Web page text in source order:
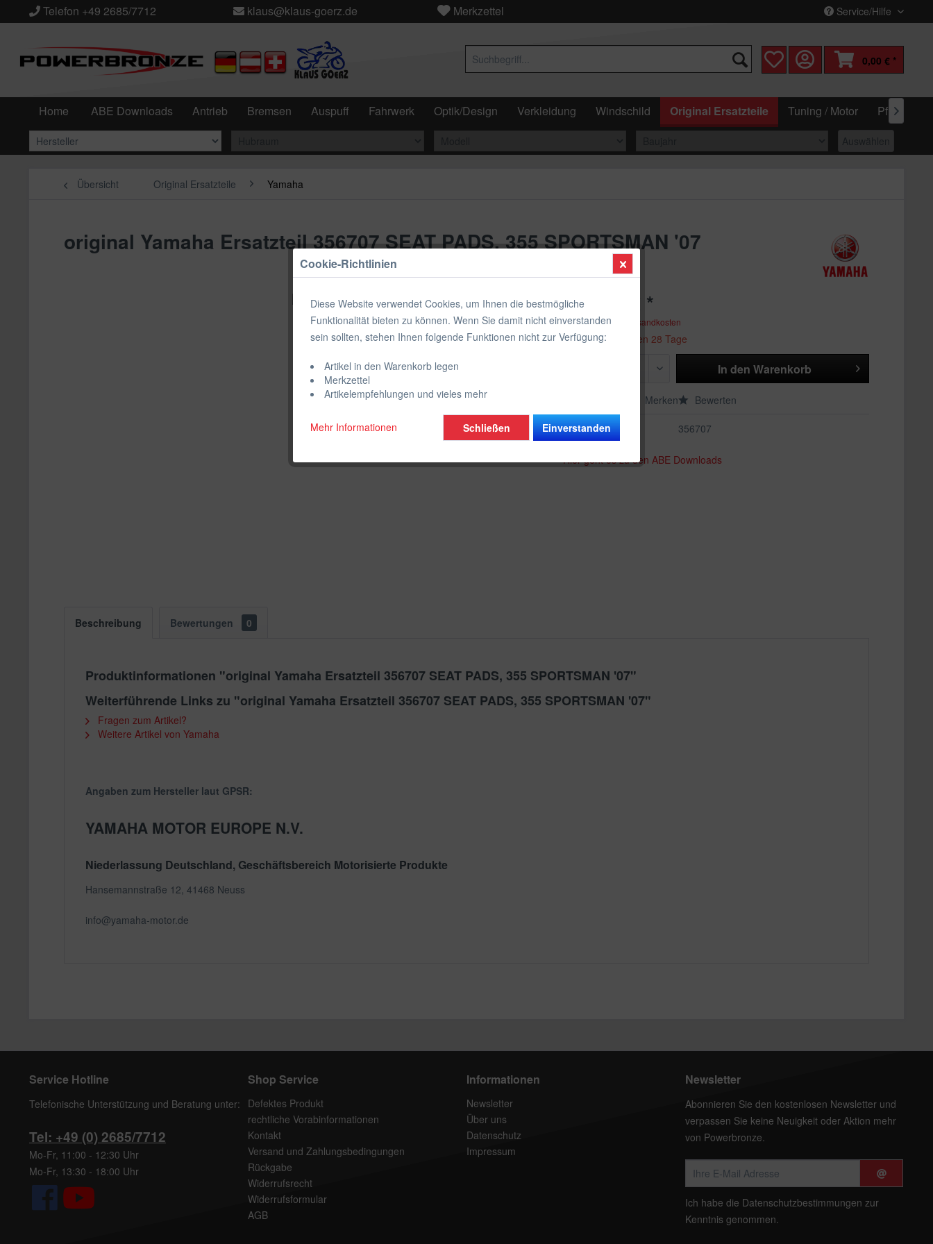
Service/Hilfe
Telefon +49 2685/7712 klaus@klaus-goerz.de Merkzettel
0,00 € *
Home ABE Downloads Antrieb Bremsen Auspuff Fahrwerk Optik/Design Verkleidung Windschild Original Ersatzteile Tuning / Motor Pflege &

Auswählen
Übersicht Original Ersatzteile Yamaha
original Yamaha Ersatzteil 356707 SEAT PADS, 355 SPORTSMAN '07
133,47 € *
inkl. MwSt.zzgl. Versandkosten
Lieferzeit binnen 28 Tage
In den Warenkorb
Merken Bewerten
Artikel-Nr.: 356707
Hier geht es zu den ABE Downloads
Beschreibung Bewertungen 0
Produktinformationen "original Yamaha Ersatzteil 356707 SEAT PADS, 355 SPORTSMAN '07"
Weiterführende Links zu "original Yamaha Ersatzteil 356707 SEAT PADS, 355 SPORTSMAN '07"
Fragen zum Artikel?
Weitere Artikel von Yamaha
Angaben zum Hersteller laut GPSR:
YAMAHA MOTOR EUROPE N.V.
Niederlassung Deutschland, Geschäftsbereich Motorisierte Produkte
Hansemannstraße 12, 41468 Neuss
info@yamaha-motor.de
Service Hotline
Telefonische Unterstützung und Beratung unter:
Tel: +49 (0) 2685/7712
Mo-Fr, 11:00 - 12:30 Uhr
Mo-Fr, 13:30 - 18:00 Uhr
Shop Service
Defektes Produkt
rechtliche Vorabinformationen
Kontakt
Versand und Zahlungsbedingungen
Rückgabe
Widerrufsrecht
Widerrufsformular
AGB
Informationen
Newsletter
Über uns
Datenschutz
Impressum
Newsletter
Abonnieren Sie den kostenlosen Newsletter und
verpassen Sie keine Neuigkeit oder Aktion mehr
von Powerbronze.
Ich habe die Datenschutzbestimmungen zur
Kenntnis genommen.
Cookie-Richtlinien
Diese Website verwendet Cookies, um Ihnen die bestmögliche
Funktionalität bieten zu können. Wenn Sie damit nicht einverstanden
sein sollten, stehen Ihnen folgende Funktionen nicht zur Verfügung:
Artikel in den Warenkorb legen
Merkzettel
Artikelempfehlungen und vieles mehr
Mehr Informationen Einverstanden
Schließen